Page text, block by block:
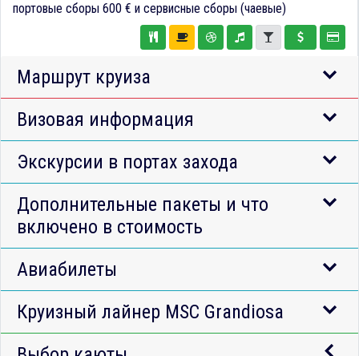
портовые сборы 600 € и сервисные сборы (чаевые)
Маршрут круиза
Визовая информация
Экскурсии в портах захода
Дополнительные пакеты и что
включено в стоимость
Авиабилеты
Круизный лайнер MSC Grandiosa